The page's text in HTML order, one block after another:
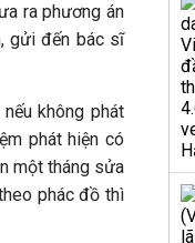
ra phương án
gửi đến bác sĩ
không phát
phát hiện có
một tháng sửa
phác đồ thì